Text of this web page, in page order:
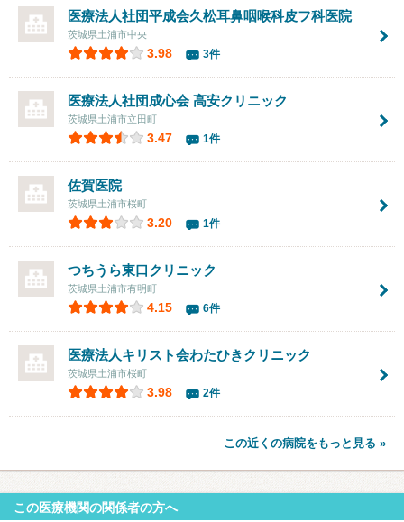
医療法人社団平成会久松耳鼻咽喉科皮フ科医院
茨城県土浦市中央
3.98 3件
医療法人社団成心会高安クリニック
茨城県土浦市立田町
3.47 1件
佐賀医院
茨城県土浦市桜町
3.20 1件
つちうら東口クリニック
茨城県土浦市有明町
4.15 6件
医療法人キリスト会わたひきクリニック
茨城県土浦市桜町
3.98 2件
この近くの病院をもっと見る »
この医療機関の関係者の方へ